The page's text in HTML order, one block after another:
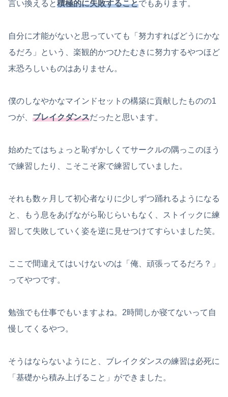
言い換えると積極的に失敗することでもあります。
自分に才能がないと思っていても「努力すればどうにかな
るだろ」という、楽観的かつひたむきに努力するやつほど
末恐ろしいものはありません。
僕のしなやかなマインドセットの構築に貢献したものの1
つが、 ブレイクダンスだったと思います。
始めたてはちょっと恥ずかしくてサークルの隅っこのほう
で練習したり、こそこそ家で練習していました。
それも数ヶ月して初心者なりに少しずつ踊れるようになる
と、もう息をあげながら恥じらいもなく、ストイックに練
習して失敗していく姿を逆に見せつけてすらいました笑。
ここで間違えてはいけないのは「俺、頑張ってるだろ？」
ってやつです。
勉強でも仕事でもいますよね。2時間しか寝てないって自
慢してくるやつ。
そうはならないようにと、ブレイクダンスの練習は必死に
「基礎から積み上げること」ができました。